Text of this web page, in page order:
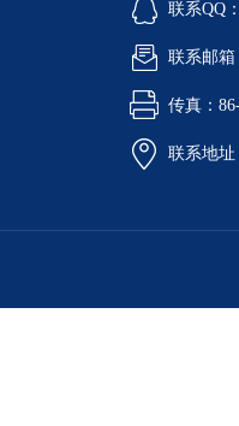
联系QQ
联系邮箱
传真：
联系地